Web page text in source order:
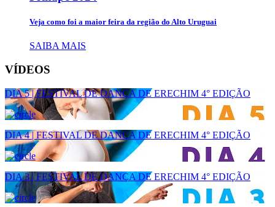
Veja como foi a maior feira da região do Alto Uruguai
SAIBA MAIS
VÍDEOS
DIA 5 | FESTIVAL DE DANÇA DE ERECHIM 4° EDIÇÃO
DIA 4 | FESTIVAL DE DANÇA DE ERECHIM 4° EDIÇÃO
DIA 3 | FESTIVAL DE DANÇA DE ERECHIM 4° EDIÇÃO